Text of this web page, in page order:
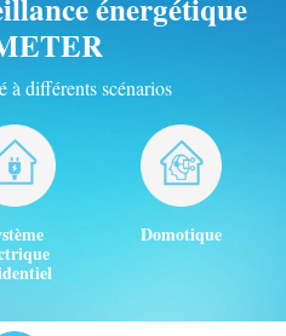
à différents scénarios
Domotique